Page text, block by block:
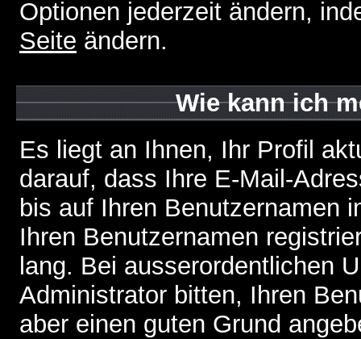
Optionen jederzeit ändern,
Seite ändern.
Wie kann ich
Es liegt an Ihnen, Ihr Profil
darauf, dass Ihre E-Mail-
bis auf Ihren Benutzernamen
Ihren Benutzernamen
lang. Bei ausserordentlichen
Administrator bitten, Ihren
aber einen guten Grund